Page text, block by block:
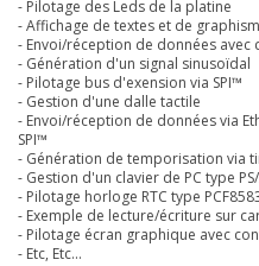
- Pilotage des Leds de la platine
- Affichage de textes et de
- Envoi/réception de données avec
- Génération d'un signal sinusoïdal
- Pilotage bus d'exension via SPI™
- Gestion d'une dalle tactile
- Envoi/réception de données via
SPI™
- Génération de temporisation via
- Gestion d'un clavier de PC type
- Pilotage horloge RTC type
- Exemple de lecture/écriture sur
- Pilotage écran graphique avec
- Etc, Etc...